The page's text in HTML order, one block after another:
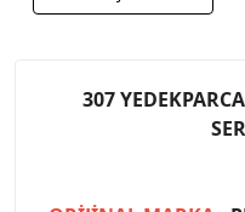
307